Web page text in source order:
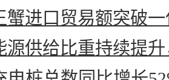
蟹进口贸易额突破
源供给比重持续提